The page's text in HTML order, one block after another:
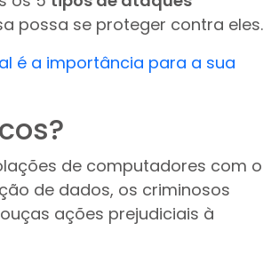
possa se proteger contra eles.
é a importância para a sua
de computadores com o
de dados, os criminosos
ações prejudiciais à